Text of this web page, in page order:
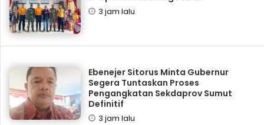
3 jam lalu
Ebenejer Sitorus Minta Gubernur
Segera Tuntaskan Proses
Pengangkatan Sekdaprov Sumut
Definitif
3 jam lalu